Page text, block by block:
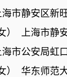
海市静安区新
）
上海市静
海市公安局虹
）
华东师范